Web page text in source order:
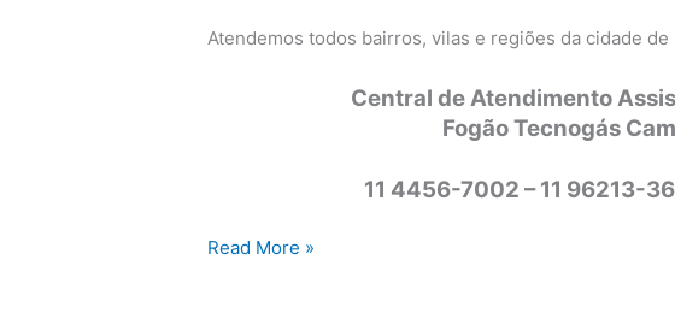
Atendemos todos bairros, vilas e regiões da cidade de
Central de Atendimento
Fogão Tecnogás
11 4456-7002 – 11 96213-
Assistência
Read More »